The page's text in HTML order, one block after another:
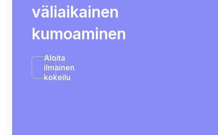
väliaikainen
kumoaminen
Aloita
ilmainen
kokeilu